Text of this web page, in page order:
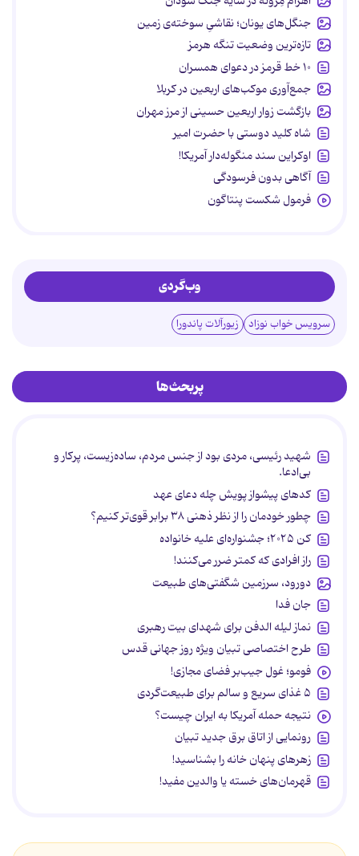
جنگل‌های یونان؛ نقاشیِ سوخته‌ی زمین
تازه‌ترین وضعیت تنگه هرمز
۱۰ خط قرمز در دعوای همسران
جمع‌آوری موکب‌های اربعین در کربلا
بازگشت زوار اربعین حسینی از مرز مهران
شاه کلید دوستی با حضرت امیر
اوکراین سند منگوله‌دار آمریکا!
آگاهی بدون فرسودگی
فرمول شکست پنتاگون
وب‌گردی
سرویس خواب نوزاد زیورآلات پاندورا
پربحث‌ها
شهید رئیسی، مردی بود از جنس مردم، ساده‌زیست، پرکار و
بی‌ادعا.
کدهای پیشواز پویش چله دعای عهد
چطور خودمان را از نظر ذهنی ۳۸ برابر قوی‌تر کنیم؟
کن ۲۰۲۵؛ جشنواره‌ای علیه خانواده
راز افرادی که کمتر ضرر می‌کنند!
دورود، سرزمین شگفتی‌های طبیعت
جان فدا
نماز لیله الدفن برای شهدای بیت رهبری
طرح اختصاصی تبیان ویژه روز جهانی قدس
فومو؛ غول جیب‌بر فضای مجازی!
۵ غذای سریع و سالم برای طبیعت‌گردی
نتیجه حمله آمریکا به ایران چیست؟
رونمایی از اتاق برق جدید تبیان
زهرهای پنهان خانه را بشناسید!
قهرمان‌های خسته یا والدین مفید!